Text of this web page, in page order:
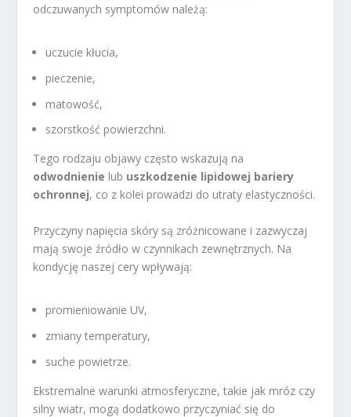
odczuwanych symptomów należą:
uczucie kłucia,
pieczenie,
matowość,
szorstkość powierzchni.
Tego rodzaju objawy często wskazują na
odwodnienie lub uszkodzenie lipidowej bariery
ochronnej, co z kolei prowadzi do utraty elastyczności.
Przyczyny napięcia skóry są zróżnicowane i zazwyczaj
mają swoje źródło w czynnikach zewnętrznych. Na
kondycję naszej cery wpływają:
promieniowanie UV,
zmiany temperatury,
suche powietrze.
Ekstremalne warunki atmosferyczne, takie jak mróz czy
silny wiatr, mogą dodatkowo przyczyniać się do